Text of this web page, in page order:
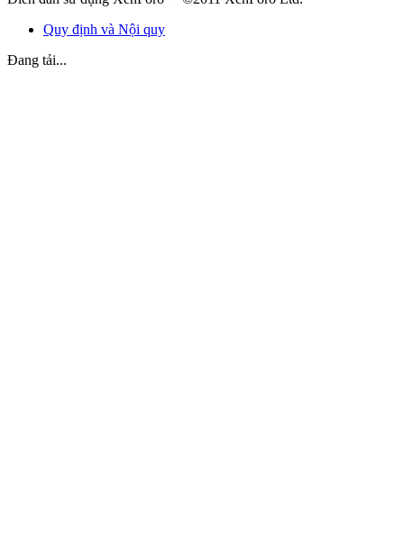
Quy định và Nội quy
Đang tải...